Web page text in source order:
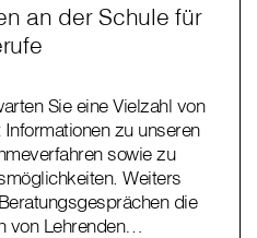
an der Schule für
Sie eine Vielzahl von
zu unseren
sowie zu
Weiters
die
von Lehrenden…